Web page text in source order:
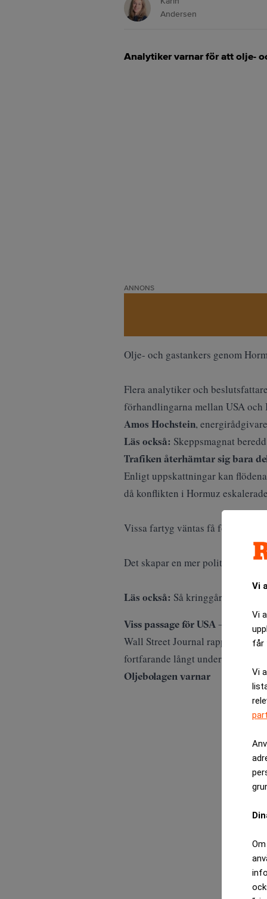
Vi
Vi
får
Vi
Andersen
Analytiker varnar för att olje-
ANNONS
Olje- och gastankers genom
Flera analytiker och
förhandlingarna mellan USA och
Amos Hochstein,
Läs också: Skeppsmagnat
Trafiken återhämtar sig bara
Enligt uppskattningar kan
då konflikten i Hormuz
Vissa fartyg väntas få förtur,
Det skapar en mer politiserad
Läs också: Så kringgår Iran
Viss passage för USA – men
Wall Street Journal rapporterar
fortfarande långt under det
Oljebolagen varnar